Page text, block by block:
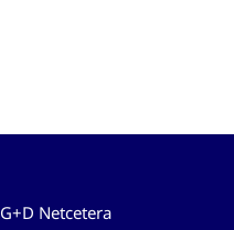
G+D Netcetera